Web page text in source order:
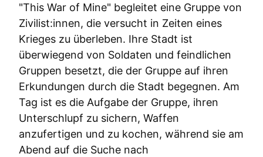
"This War of Mine" begleitet eine Gruppe von
Zivilist:innen, die versucht in Zeiten eines
Krieges zu überleben. Ihre Stadt ist
überwiegend von Soldaten und feindlichen
Gruppen besetzt, die der Gruppe auf ihren
Erkundungen durch die Stadt begegnen. Am
Tag ist es die Aufgabe der Gruppe, ihren
Unterschlupf zu sichern, Waffen
anzufertigen und zu kochen, während sie am
Abend auf die Suche nach